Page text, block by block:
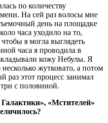
по количеству
На сей раз волосы мне
день на площадке
часа уходило на то,
я могла выглядеть
часа я проводила в
кожу Небулы. Я
несколько жутковато, а потом
этот процесс занимал
три с половиной.
«Мстителей»